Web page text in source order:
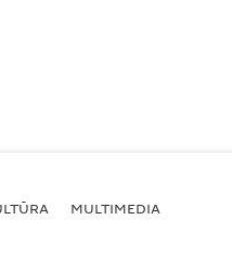
MULTIMEDIA